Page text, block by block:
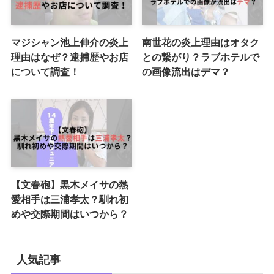
マジシャン池上伸介の炎上
理由はなぜ？逮捕歴やお店
について調査！
南世花の炎上理由はオタク
との繋がり？ラブホテルで
の画像流出はデマ？
【文春砲】黒木メイサの熱
愛相手は三浦孝太？馴れ初
めや交際期間はいつから？
人気記事